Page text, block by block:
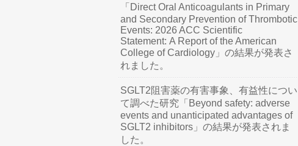
「Direct Oral Anticoagulants in Primary
and Secondary Prevention of Thrombotic
Events: 2026 ACC Scientific
Statement: A Report of the American
College of Cardiology」の結果が発表さ
れました。
SGLT2阻害薬の有害事象、有益性につい
て調べた研究「Beyond safety: adverse
events and unanticipated advantages of
SGLT2 inhibitors」の結果が発表されま
した。